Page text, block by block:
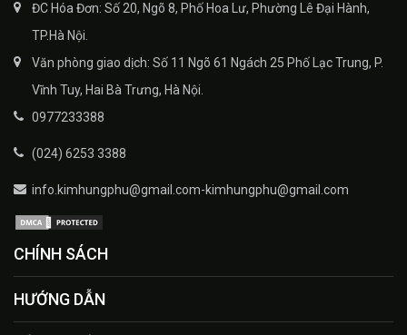
ĐC Hóa Đơn: Số 20, Ngõ 8, Phố Hoa Lư, Phường Lê Đại Hành,
TP.Hà Nội.
Văn phòng giao dịch: Số 11 Ngõ 61 Ngách 25 Phố Lạc Trung, P.
Vĩnh Tuy, Hai Bà Trưng, Hà Nội.
0977233388
(024) 6253 3388
info.kimhungphu@gmail.com-kimhungphu@gmail.com
CHÍNH SÁCH
HƯỚNG DẪN